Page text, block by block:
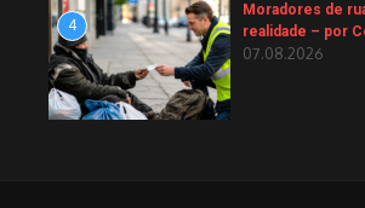
4
Moradores de
realidade – por
07.08.2026